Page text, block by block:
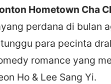
Hometown Cha
perdana di bulan
para pecinta
romance yang
Ho & Lee Sang Yi.